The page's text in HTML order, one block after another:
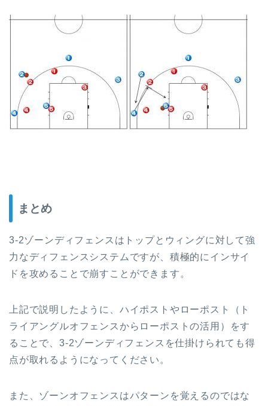
まとめ
3-2ゾーンディフェンスはトップとウィングに対して強
力なディフェンスシステムですが、積極的にインサイ
ドを攻めることで崩すことができます。
上記で説明したように、ハイポストやローポスト（ト
ライアングルオフェンスからローポストの活用）をす
ることで、3-2ゾーンディフェンスを仕掛けられても得
点が取れるようになってください。
また、ゾーンオフェンスはパターンを覚えるのではな